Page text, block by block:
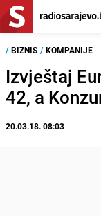
/ BIZNIS / KOMPANIJE
Izvještaj
42, a
20.03.18. 08:03